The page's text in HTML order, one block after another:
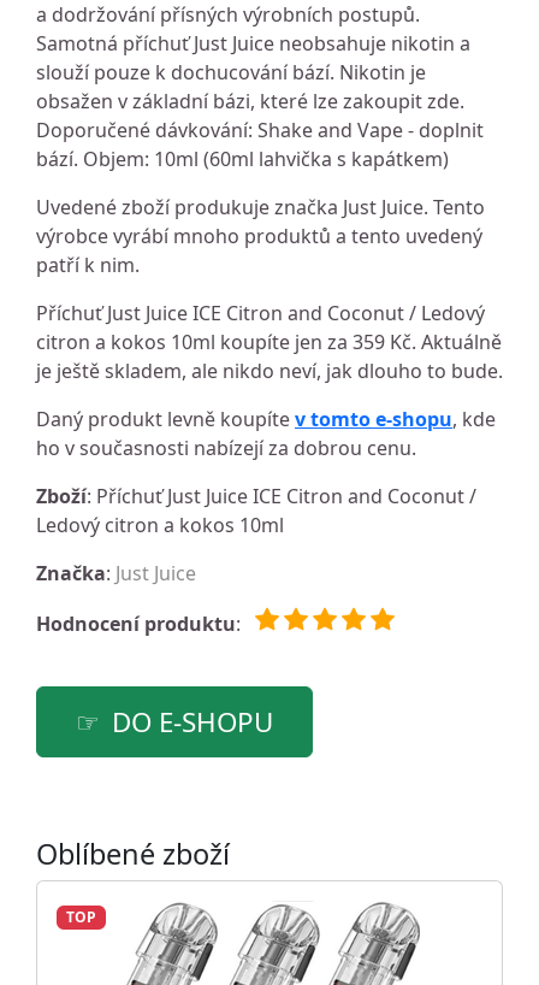
a dodržování přísných výrobních postupů.
Samotná příchuť Just Juice neobsahuje nikotin a
slouží pouze k dochucování bází. Nikotin je
obsažen v základní bázi, které lze zakoupit zde.
Doporučené dávkování: Shake and Vape - doplnit
bází. Objem: 10ml (60ml lahvička s kapátkem)
Uvedené zboží produkuje značka Just Juice. Tento
výrobce vyrábí mnoho produktů a tento uvedený
patří k nim.
Příchuť Just Juice ICE Citron and Coconut / Ledový
citron a kokos 10ml koupíte jen za 359 Kč. Aktuálně
je ještě skladem, ale nikdo neví, jak dlouho to bude.
Daný produkt levně koupítev tomto e-shopu, kde
ho v současnosti nabízejí za dobrou cenu.
Zboží: Příchuť Just Juice ICE Citron and Coconut /
Ledový citron a kokos 10ml
Značka: Just Juice
Hodnocení produktu:
DO E-SHOPU
Oblíbené zboží
TOP